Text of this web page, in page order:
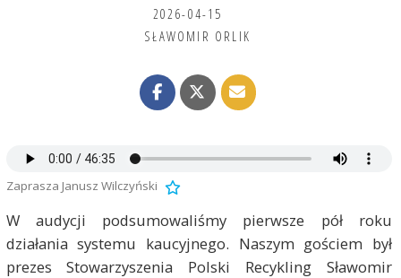
2026-04-15
SŁAWOMIR ORLIK
Zaprasza Janusz Wilczyński
W audycji podsumowaliśmy pierwsze pół roku
działania systemu kaucyjnego. Naszym gościem był
prezes Stowarzyszenia Polski Recykling Sławomir